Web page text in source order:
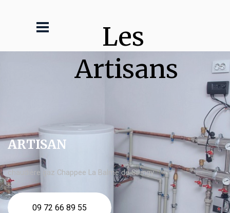
Les
Artisans
ARTISAN
chaudière gaz Chappee La Balme de Sillingy
09 72 66 89 55